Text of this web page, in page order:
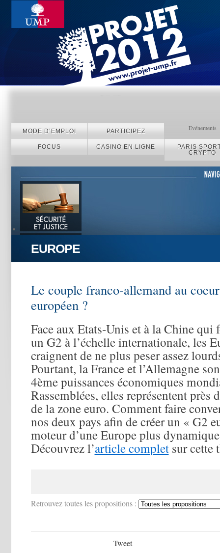
MODE D’EMPLOI PARTICIPEZ Evénements
FOCUS CASINO EN LIGNE
PARIS
CRYPTO
EUROPE
Le couple franco-allemand au
européen ?
Face aux Etats-Unis et à la Chine qui
un G2 à l’échelle internationale, les
craignent de ne plus peser assez
Pourtant, la France et l’Allemagne
4ème puissances économiques
Rassemblées, elles représentent près
de la zone euro. Comment faire
nos deux pays afin de créer un « G2
moteur d’une Europe plus
Découvrez l’article completsur cette
Retrouvez toutes les propositions :
Tweet